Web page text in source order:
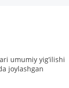
umumiy yigʼilishi
joylashgan